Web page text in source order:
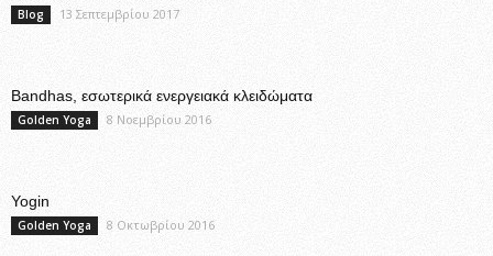
Blog 13 Σεπτεμβρίου 2017
Bandhas, εσωτερικά ενεργειακά κλειδώματα
Golden Yoga 8 Νοεμβρίου 2016
Yogin
Golden Yoga 8 Οκτωβρίου 2016